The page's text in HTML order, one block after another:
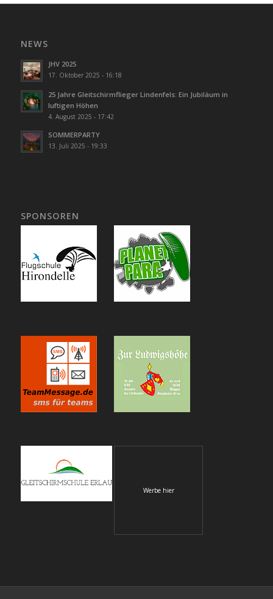
NEWS
JHV 2025
17. Oktober 2025 - 16:18
25 Jahre Gleitschirmflieger Lindenfels: Ein Jubiläum in
luftigen Höhen
4. August 2025 - 17:42
SOMMERPARTY
13. Juli 2025 - 19:33
SPONSOREN
Werbe hier